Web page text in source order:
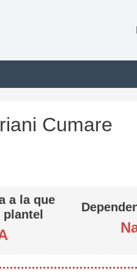
Cumare
a la que